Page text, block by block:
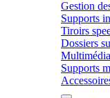
Gestion
Supports
Tiroirs
Dossiers
Multimédia
Supports